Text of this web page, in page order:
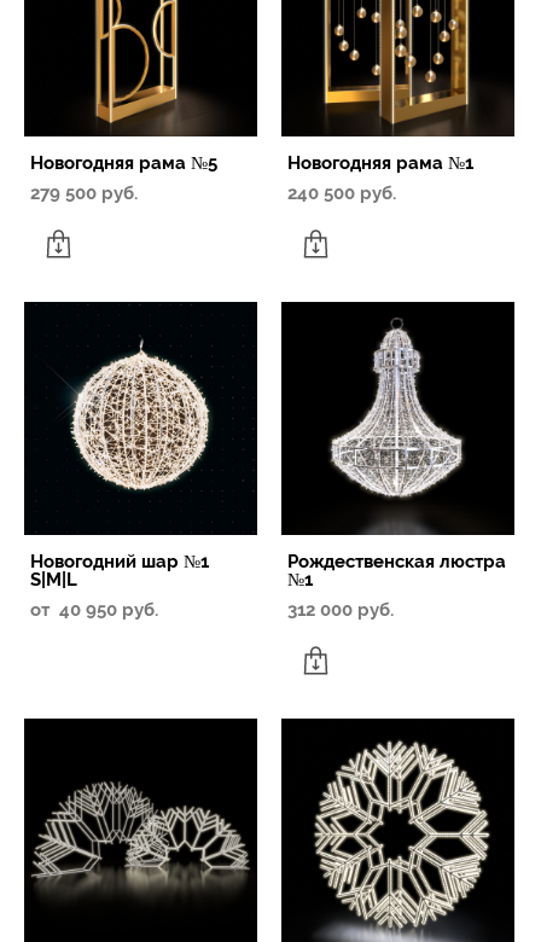
Новогодняя рама №5
279 500 pуб.
Новогодняя рама №1
240 500 pуб.
Новогодний шар №1
S|M|L
от 40 950 pуб.
Рождественская люстра
№1
312 000 pуб.